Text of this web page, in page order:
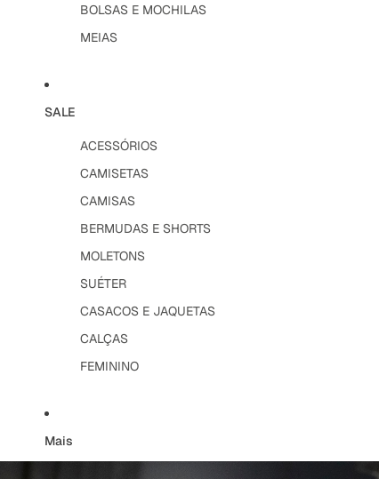
BOLSAS E MOCHILAS
MEIAS
SALE
ACESSÓRIOS
CAMISETAS
CAMISAS
BERMUDAS E SHORTS
MOLETONS
SUÉTER
CASACOS E JAQUETAS
CALÇAS
FEMININO
Mais